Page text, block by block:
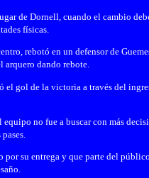
de Dornell, cuando el cambio
físicas.
rebotó en un defensor de
arquero dando rebote.
gol de la victoria a través del
no fue a buscar con más
su entrega y que parte del